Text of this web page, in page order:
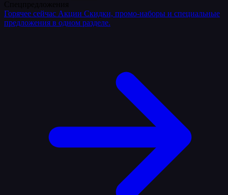
Горячее сейчас Акции Скидки, промо-наборы и специальные
предложения в одном разделе.